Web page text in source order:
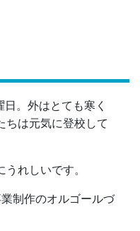
。外はとても寒く
ちは元気に登校して
れしいです。
制作のオルゴールづ